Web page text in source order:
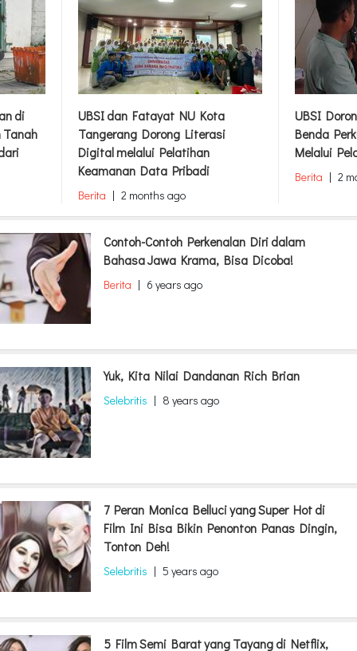
di
Tanah
UBSI dan Fatayat NU Kota
Tangerang Dorong Literasi
Digital melalui Pelatihan
Keamanan Data Pribadi
Berita | 2 months ago
UBSI
Benda
Melalui
Berita | 2
Contoh-Contoh Perkenalan Diri dalam
Bahasa Jawa Krama, Bisa Dicoba!
Berita | 6 years ago
Yuk, Kita Nilai Dandanan Rich Brian
Selebritis | 8 years ago
7 Peran Monica Belluci yang Super Hot di
Film Ini Bisa Bikin Penonton Panas Dingin,
Tonton Deh!
Selebritis | 5 years ago
5 Film Semi Barat yang Tayang di Netflix,